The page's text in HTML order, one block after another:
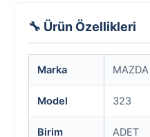
🔧 Ürün Özellikleri
Marka MAZDA
Model 323
Birim ADET